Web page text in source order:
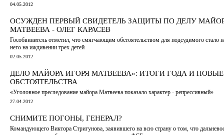
04.05.2012
ОСУЖДЕН ПЕРВЫЙ СВИДЕТЕЛЬ ЗАЩИТЫ ПО ДЕЛУ
МАТВЕЕВА - ОЛЕГ КАРАСЕВ
Гособвинитель отметил, что смягчающим обстоятельством для подсудимого стало
него на иждивении трех детей
02.05.2012
ДЕЛО МАЙОРА ИГОРЯ МАТВЕЕВА»: ИТОГИ ГОДА И НОВЫЕ
ОБСТОЯТЕЛЬСТВА
«Уголовное преследование майора Матвеева показало характер - репрессивный»
27.04.2012
СНИМИТЕ ПОГОНЫ, ГЕНЕРАЛ?
Командующего Виктора Стригунова, заявившего на всю страну о том, что